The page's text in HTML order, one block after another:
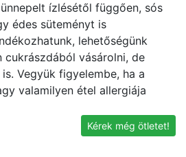
ízlésétől függően, sós
édes süteményt is
lehetőségünk
cukrászdából vásárolni, de
Vegyük figyelembe, ha a
valamilyen étel allergiája
Kérek még ötletet!